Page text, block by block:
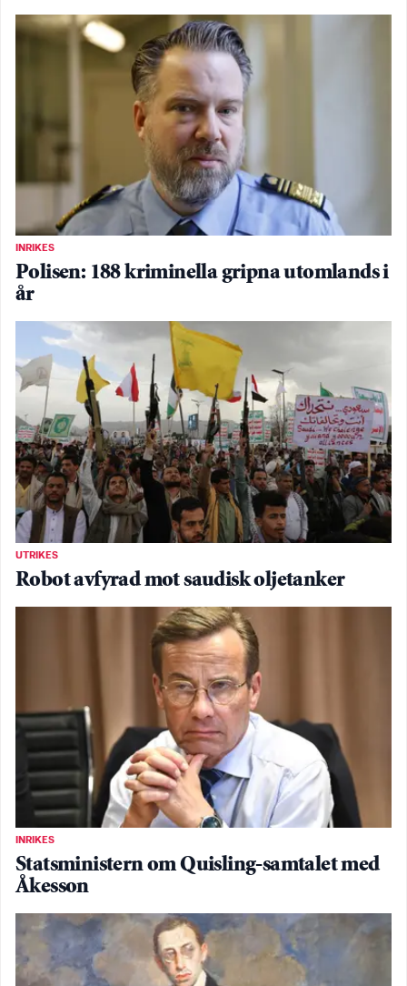
INRIKES
Polisen: 188 kriminella gripna utomlands i
år
UTRIKES
Robot avfyrad mot saudisk oljetanker
INRIKES
Statsministern om Quisling-samtalet med
Åkesson